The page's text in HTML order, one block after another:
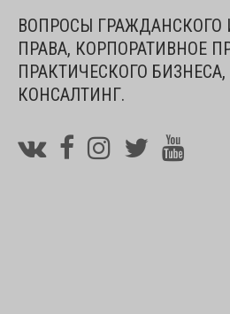
ВОПРОСЫ ГРАЖДАНСКОГО
ПРАВА, КОРПОРАТИВНОЕ
ПРАКТИЧЕСКОГО
КОНСАЛТИНГ.